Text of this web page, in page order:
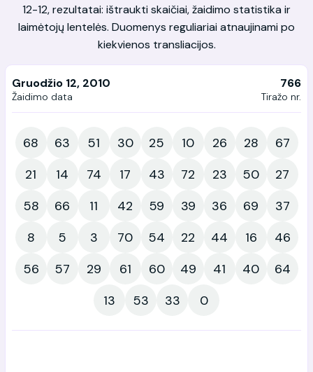
12-12, rezultatai: ištraukti skaičiai, žaidimo statistika ir
laimėtojų lentelės. Duomenys reguliariai atnaujinami po
kiekvienos transliacijos.
Gruodžio 12, 2010
Žaidimo data
766
Tiražo nr.
68 63 51 30 25 10 26 28
67
21
14 74 17 43 72 23 50
27
58
66 11 42 59 39 36 69
37
8
5 3 70 54 22 44 16
46
56
57 29 61 60 49 41 40
64
13
53 33 0